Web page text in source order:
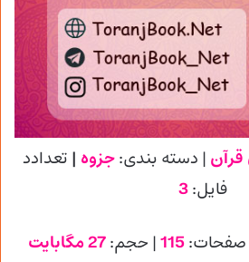
قرآن | دسته بندی:جزوه | تعدادد
فایل:3
صفحات:115| حجم:27 مگابایت